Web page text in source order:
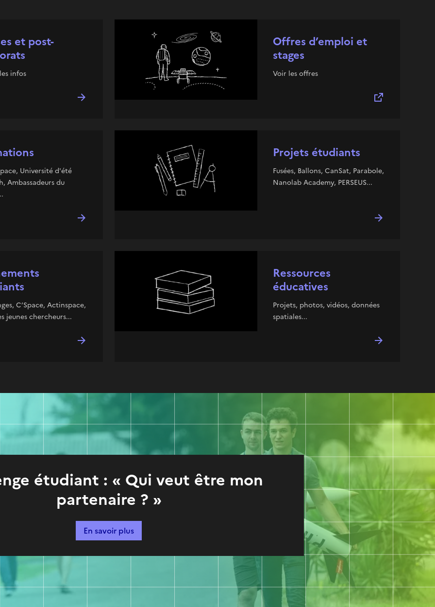
et post-
infos
Offres d’emploi et
stages
Voir les offres
Université d'été
Ambassadeurs du
Projets étudiants
Fusées, Ballons, CanSat, Parabole,
Nanolab Academy, PERSEUS...
C’Space, Actinspace,
jeunes chercheurs...
Ressources
éducatives
Projets, photos, vidéos, données
spatiales...
étudiant : « Qui veut être mon
partenaire ? »
En savoir plus